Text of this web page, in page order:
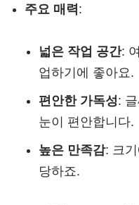
주요 매력 :
넓은 작업 공간:
업하기에 좋아요.
편안한 가독성:
눈이 편안합니다.
높은 만족감: 크
당하죠.